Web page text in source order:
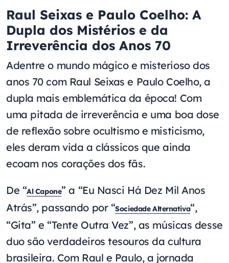
Raul Seixas e Paulo Coelho: A
Dupla dos Mistérios e da
Irreverência dos Anos 70
Adentre o mundo mágico e misterioso dos
anos 70 com Raul Seixas e Paulo Coelho, a
dupla mais emblemática da época! Com
uma pitada de irreverência e uma boa dose
de reflexão sobre ocultismo e misticismo,
eles deram vida a clássicos que ainda
ecoam nos corações dos fãs.
De “Al Capone” a “Eu Nasci Há Dez Mil Anos
Atrás”, passando por “Sociedade Alternativa“,
“Gita” e “Tente Outra Vez”, as músicas desse
duo são verdadeiros tesouros da cultura
brasileira. Com Raul e Paulo, a jornada